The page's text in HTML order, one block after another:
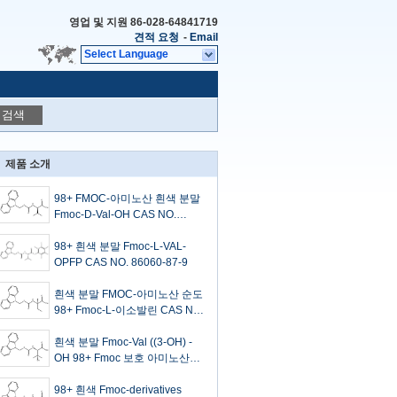
영업 및 지원 86-028-64841719
견적 요청 - Email
Select Language
검색
제품 소개
98+ FMOC-아미노산 흰색 분말
Fmoc-D-Val-OH CAS NO.
98+ 흰색 분말 Fmoc-L-VAL-
OPFP CAS NO. 86060-87-9
흰색 분말 FMOC-아미노산 순도
98+ Fmoc-L-이소발린 CAS NO.
흰색 분말 Fmoc-Val ((3-OH) -
OH 98+ Fmoc 보호 아미노산
98+ 흰색 Fmoc-derivatives